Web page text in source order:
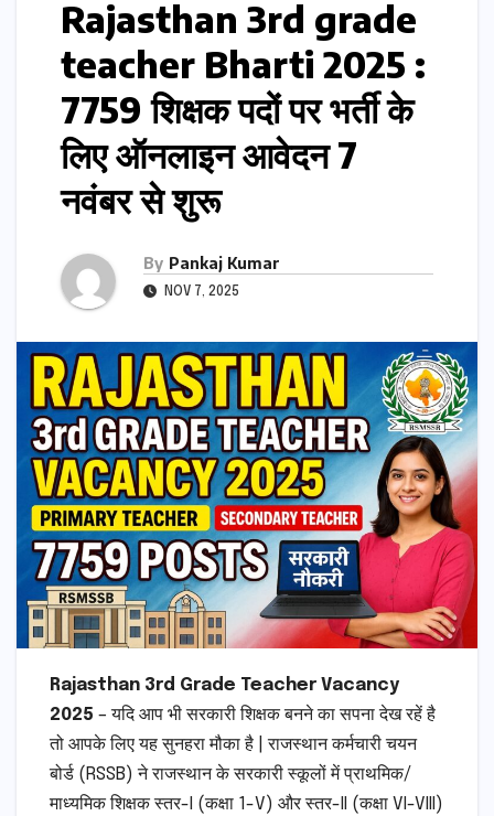
Rajasthan 3rd grade
teacher Bharti 2025 :
7759 शिक्षक पदों पर भर्ती के
लिए ऑनलाइन आवेदन 7
नवंबर से शुरू
By Pankaj Kumar
NOV 7, 2025
Rajasthan 3rd Grade Teacher Vacancy
2025 – यदि आप भी सरकारी शिक्षक बनने का सपना देख रहें है
तो आपके लिए यह सुनहरा मौका है | राजस्थान कर्मचारी चयन
बोर्ड (RSSB) ने राजस्थान के सरकारी स्कूलों में प्राथमिक/
माध्यमिक शिक्षक स्तर-I (कक्षा 1-V) और स्तर-II (कक्षा VI-VIII)